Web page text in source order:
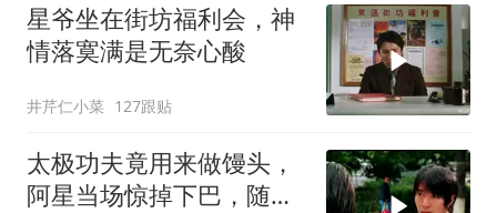
星爷坐在街坊福利会，神
情落寞满是无奈心酸
井芹仁小菜 127跟贴
太极功夫竟用来做馒头，
阿星当场惊掉下巴，随后